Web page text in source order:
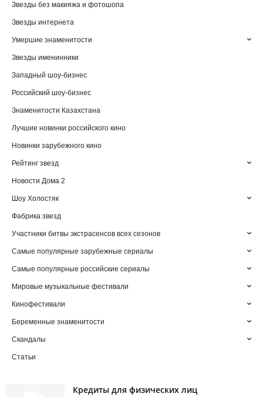
Звезды без макияжа и фотошопа
Звезды интернета
Умершие знаменитости
Звезды именинники
Западный шоу-бизнес
Российский шоу-бизнес
Знаменитости Казахстана
Лучшие новинки российского кино
Новинки зарубежного кино
Рейтинг звезд
Новости Дома 2
Шоу Холостяк
Фабрика звезд
Участники битвы экстрасенсов всех сезонов
Самые популярные зарубежные сериалы
Самые популярные российские сериалы
Мировые музыкальные фестивали
Кинофестивали
Беременные знаменитости
Скандалы
Статьи
Кредиты для физических лиц